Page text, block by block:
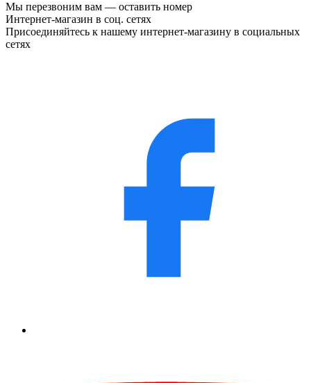
Мы перезвоним вам — оставить номер
Интернет-магазин в соц. сетях
Присоединяйтесь к нашему интернет-магазину в социальных
сетях